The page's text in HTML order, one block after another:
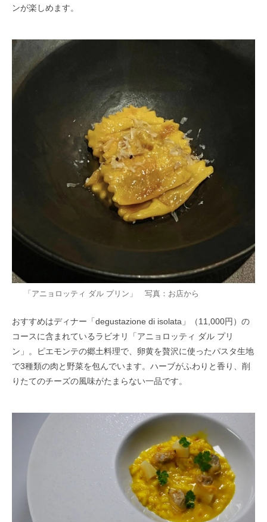
ンが楽しめます。
「アニョロッティ ダル プリン」 写真：お店から
おすすめはディナー「degustazione di isolata」（11,000円）の
コースに含まれているラビオリ「アニョロッティ ダル プリ
ン」。ピエモンテの郷土料理で、卵黄を贅沢に使ったパスタ生地
で3種類の肉と野菜を包んでいます。ハーブがふわりと香り、削
りたてのチーズの風味がたまらない一品です。